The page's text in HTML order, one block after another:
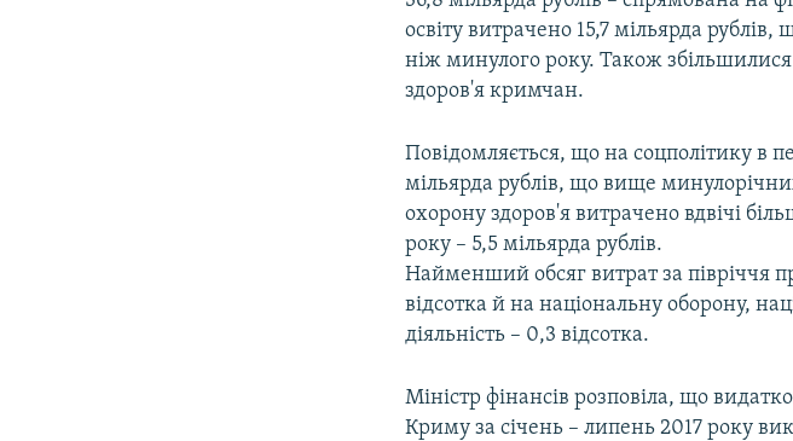
освіту витрачено 15,7 мільярда
ніж минулого року. Також
здоров'я кримчан.
Повідомляється, що на соцполітику в
мільярда рублів, що вище
охорону здоров'я витрачено вдвічі
року – 5,5 мільярда рублів.
Найменший обсяг витрат за півріччя
відсотка й на національну оборону,
діяльність – 0,3 відсотка.
Міністр фінансів розповіла, що
Криму за січень – липень 2017 року